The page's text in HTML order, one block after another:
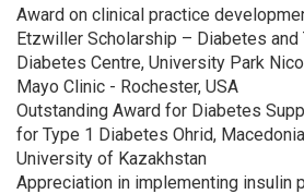
Award on clinical practice
Etzwiller Scholarship – Diabetes and
Diabetes Centre, University Park
Mayo Clinic - Rochester, USA
Outstanding Award for Diabetes
for Type 1 Diabetes Ohrid, Macedonia
University of Kazakhstan
Appreciation in implementing insulin